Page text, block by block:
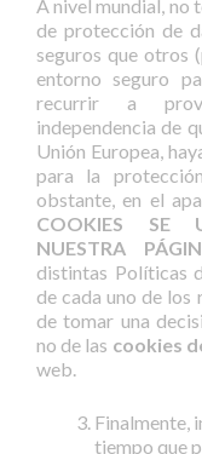
A nivel mundial, no
de protección de
seguros que otros
entorno seguro
recurrir a
independencia de
Unión Europea,
para la
obstante, en el
COOKIES SE
NUESTRA
distintas Políticas
de cada uno de
de tomar una
no de las cookies
web.
Finalmente,
tiempo que